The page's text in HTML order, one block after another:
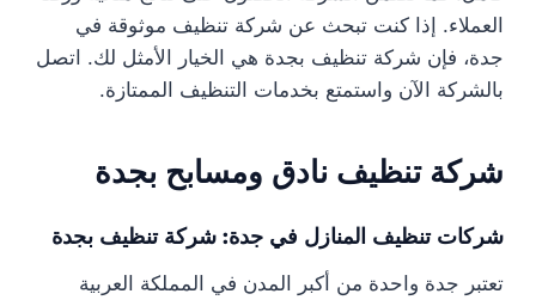
العملاء. إذا كنت تبحث عن شركة تنظيف موثوقة في
جدة، فإن شركة تنظيف بجدة هي الخيار الأمثل لك. اتصل
بالشركة الآن واستمتع بخدمات التنظيف الممتازة.
شركة تنظيف نادق ومسابح بجدة
شركات تنظيف المنازل في جدة: شركة تنظيف بجدة
تعتبر جدة واحدة من أكبر المدن في المملكة العربية